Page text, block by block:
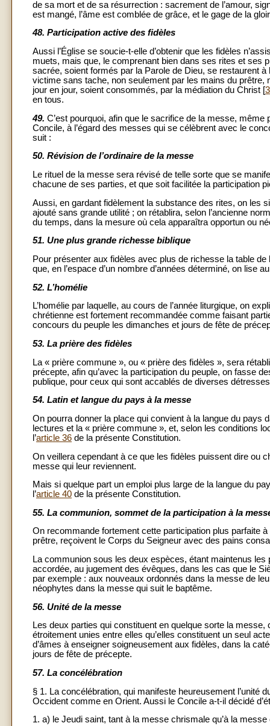
de sa mort et de sa résurrection : sacrement de l’amour,
est mangé, l’âme est comblée de grâce, et le gage de la
48. Participation active des fidèles
Aussi l’Église se soucie-t-elle d’obtenir que les fidèles
muets, mais que, le comprenant bien dans ses rites et ses
sacrée, soient formés par la Parole de Dieu, se restaurent
victime sans tache, non seulement par les mains du prêtre,
jour en jour, soient consommés, par la médiation du Christ [
en tous.
49. C’est pourquoi, afin que le sacrifice de la messe,
Concile, à l’égard des messes qui se célèbrent avec le
suit :
50. Révision de l’ordinaire de la messe
Le rituel de la messe sera révisé de telle sorte que se
chacune de ses parties, et que soit facilitée la participation
Aussi, en gardant fidèlement la substance des rites, on les
ajouté sans grande utilité ; on rétablira, selon l’ancienne
du temps, dans la mesure où cela apparaîtra opportun ou
51. Une plus grande richesse biblique
Pour présenter aux fidèles avec plus de richesse la table
que, en l’espace d’un nombre d’années déterminé, on lise
52. L’homélie
L’homélie par laquelle, au cours de l’année liturgique, on
chrétienne est fortement recommandée comme faisant
concours du peuple les dimanches et jours de fête de
53. La prière des fidèles
La « prière commune », ou « prière des fidèles », sera
précepte, afin qu’avec la participation du peuple, on fasse
publique, pour ceux qui sont accablés de diverses
54. Latin et langue du pays à la messe
On pourra donner la place qui convient à la langue du
lectures et la « prière commune », et, selon les conditions
l’article 36 de la présente Constitution.
On veillera cependant à ce que les fidèles puissent dire ou
messe qui leur reviennent.
Mais si quelque part un emploi plus large de la langue du
l’article 40 de la présente Constitution.
55. La communion, sommet de la participation à la
On recommande fortement cette participation plus parfaite
prêtre, reçoivent le Corps du Seigneur avec des pains
La communion sous les deux espèces, étant maintenus
accordée, au jugement des évêques, dans les cas que le
par exemple : aux nouveaux ordonnés dans la messe de
néophytes dans la messe qui suit le baptême.
56. Unité de la messe
Les deux parties qui constituent en quelque sorte la
étroitement unies entre elles qu’elles constituent un seul
d’âmes à enseigner soigneusement aux fidèles, dans la
jours de fête de précepte.
57. La concélébration
§ 1. La concélébration, qui manifeste heureusement l’unité
Occident comme en Orient. Aussi le Concile a-t-il décidé
1. a) le Jeudi saint, tant à la messe chrismale qu’à la messe